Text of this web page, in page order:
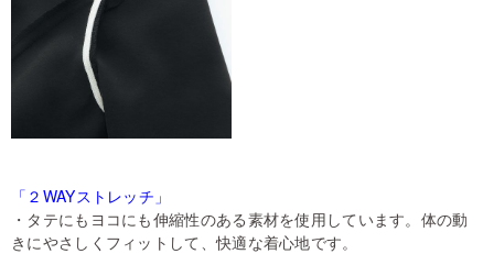
「２WAYストレッチ」
・タテにもヨコにも伸縮性のある素材を使用しています。体の動
きにやさしくフィットして、快適な着心地です。